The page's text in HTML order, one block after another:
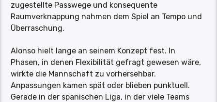
zugestellte Passwege und konsequente
Raumverknappung nahmen dem Spiel an Tempo und
Überraschung.
Alonso hielt lange an seinem Konzept fest. In
Phasen, in denen Flexibilität gefragt gewesen wäre,
wirkte die Mannschaft zu vorhersehbar.
Anpassungen kamen spät oder blieben punktuell.
Gerade in der spanischen Liga, in der viele Teams